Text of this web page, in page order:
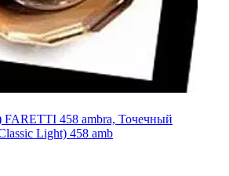
FARETTI 458 ambra, Точечный
Light) 458 amb